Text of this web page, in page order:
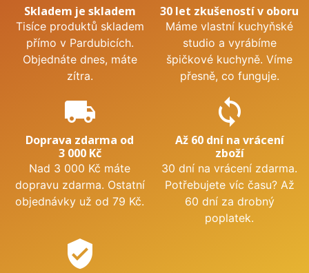
Skladem je skladem
Tisíce produktů skladem
přímo v Pardubicích.
Objednáte dnes, máte
zítra.
30 let zkušeností v oboru
Máme vlastní kuchyňské
studio a vyrábíme
špičkové kuchyně. Víme
přesně, co funguje.
local_shipping
Doprava zdarma od
3 000 Kč
Nad 3 000 Kč máte
dopravu zdarma. Ostatní
objednávky už od 79 Kč.
sync
Až 60 dní na vrácení
zboží
30 dní na vrácení zdarma.
Potřebujete víc času? Až
60 dní za drobný
poplatek.
verified_user